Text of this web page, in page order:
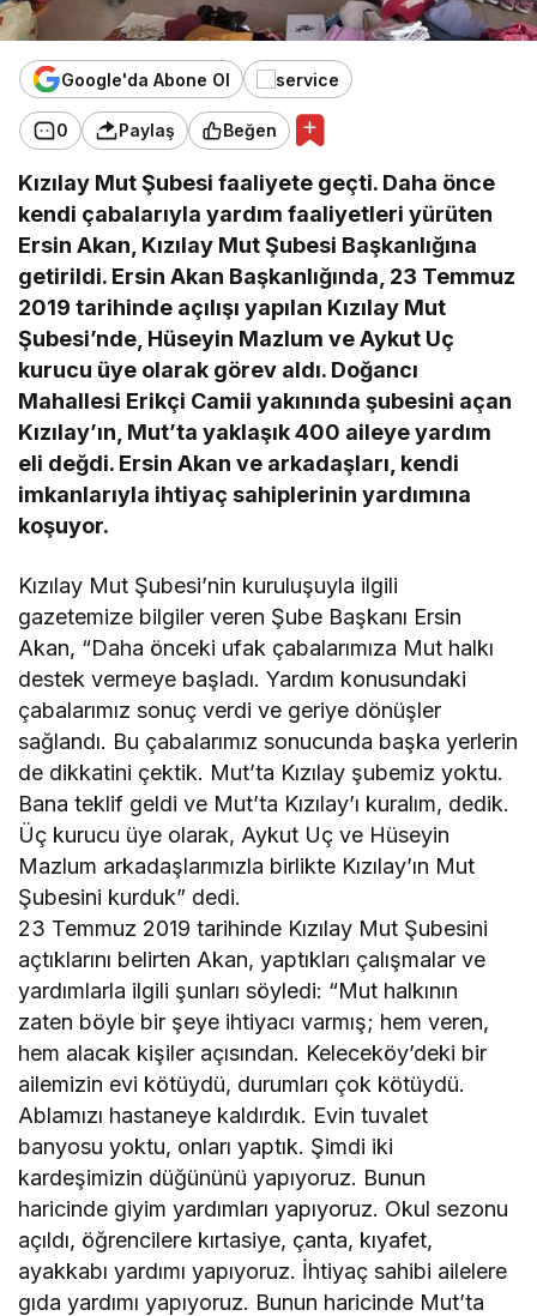
Google'da Abone Ol
0 Paylaş Beğen
Kızılay Mut Şubesi faaliyete geçti. Daha önce
kendi çabalarıyla yardım faaliyetleri yürüten
Ersin Akan, Kızılay Mut Şubesi Başkanlığına
getirildi. Ersin Akan Başkanlığında, 23 Temmuz
2019 tarihinde açılışı yapılan Kızılay Mut
Şubesi’nde, Hüseyin Mazlum ve Aykut Uç
kurucu üye olarak görev aldı. Doğancı
Mahallesi Erikçi Camii yakınında şubesini açan
Kızılay’ın, Mut’ta yaklaşık 400 aileye yardım
eli değdi. Ersin Akan ve arkadaşları, kendi
imkanlarıyla ihtiyaç sahiplerinin yardımına
koşuyor.
Kızılay Mut Şubesi’nin kuruluşuyla ilgili
gazetemize bilgiler veren Şube Başkanı Ersin
Akan, “Daha önceki ufak çabalarımıza Mut halkı
destek vermeye başladı. Yardım konusundaki
çabalarımız sonuç verdi ve geriye dönüşler
sağlandı. Bu çabalarımız sonucunda başka yerlerin
de dikkatini çektik. Mut’ta Kızılay şubemiz yoktu.
Bana teklif geldi ve Mut’ta Kızılay’ı kuralım, dedik.
Üç kurucu üye olarak, Aykut Uç ve Hüseyin
Mazlum arkadaşlarımızla birlikte Kızılay’ın Mut
Şubesini kurduk” dedi.
23 Temmuz 2019 tarihinde Kızılay Mut Şubesini
açtıklarını belirten Akan, yaptıkları çalışmalar ve
yardımlarla ilgili şunları söyledi: “Mut halkının
zaten böyle bir şeye ihtiyacı varmış; hem veren,
hem alacak kişiler açısından. Keleceköy’deki bir
ailemizin evi kötüydü, durumları çok kötüydü.
Ablamızı hastaneye kaldırdık. Evin tuvalet
banyosu yoktu, onları yaptık. Şimdi iki
kardeşimizin düğününü yapıyoruz. Bunun
haricinde giyim yardımları yapıyoruz. Okul sezonu
açıldı, öğrencilere kırtasiye, çanta, kıyafet,
ayakkabı yardımı yapıyoruz. İhtiyaç sahibi ailelere
gıda yardımı yapıyoruz. Bunun haricinde Mut’ta